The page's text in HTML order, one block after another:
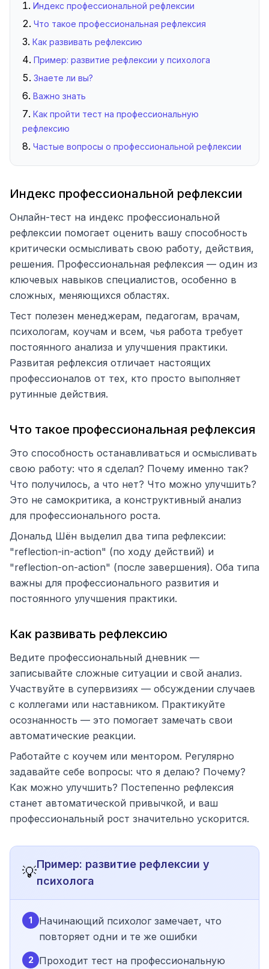
Индекс профессиональной рефлексии
Что такое профессиональная рефлексия
Как развивать рефлексию
Пример: развитие рефлексии у психолога
Знаете ли вы?
Важно знать
Как пройти тест на профессиональную
рефлексию
Частые вопросы о профессиональной рефлексии
Индекс профессиональной рефлексии
Онлайн-тест на индекс профессиональной
рефлексии помогает оценить вашу способность
критически осмысливать свою работу, действия,
решения. Профессиональная рефлексия — один из
ключевых навыков специалистов, особенно в
сложных, меняющихся областях.
Тест полезен менеджерам, педагогам, врачам,
психологам, коучам и всем, чья работа требует
постоянного анализа и улучшения практики.
Развитая рефлексия отличает настоящих
профессионалов от тех, кто просто выполняет
рутинные действия.
Что такое профессиональная рефлексия
Это способность останавливаться и осмысливать
свою работу: что я сделал? Почему именно так?
Что получилось, а что нет? Что можно улучшить?
Это не самокритика, а конструктивный анализ
для профессионального роста.
Дональд Шён выделил два типа рефлексии:
"reflection-in-action" (по ходу действий) и
"reflection-on-action" (после завершения). Оба типа
важны для профессионального развития и
постоянного улучшения практики.
Как развивать рефлексию
Ведите профессиональный дневник —
записывайте сложные ситуации и свой анализ.
Участвуйте в супервизиях — обсуждении случаев
с коллегами или наставником. Практикуйте
осознанность — это помогает замечать свои
автоматические реакции.
Работайте с коучем или ментором. Регулярно
задавайте себе вопросы: что я делаю? Почему?
Как можно улучшить? Постепенно рефлексия
станет автоматической привычкой, и ваш
профессиональный рост значительно ускорится.
💡Пример: развитие рефлексии у
психолога
1
Начинающий психолог замечает, что
повторяет одни и те же ошибки
2 Проходит тест на профессиональную